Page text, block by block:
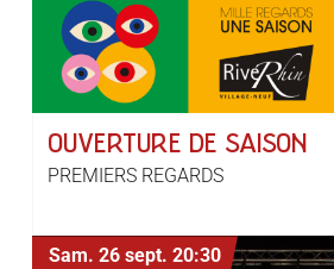
OUVERTURE DE SAISON
PREMIERS REGARDS
Sam. 26 sept. 20:30